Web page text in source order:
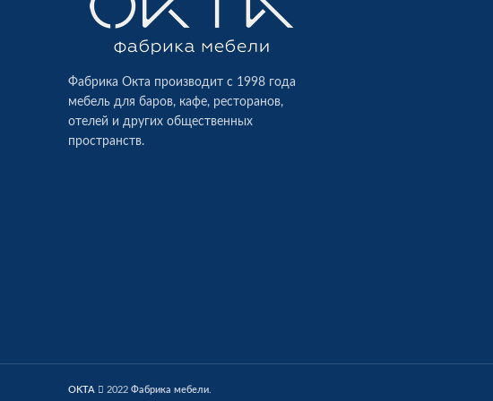
Фабрика Окта производит c 1998 года
мебель для баров, кафе, ресторанов,
отелей и других общественных
пространств.
OKTA 2022 Фабрика мебели.